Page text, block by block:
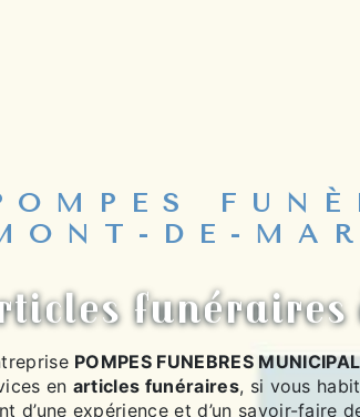
DE-
funéraires
POMPES FUNEBRES
en articles funéraires, si vous
d’une expérience et d’un savoir-faire